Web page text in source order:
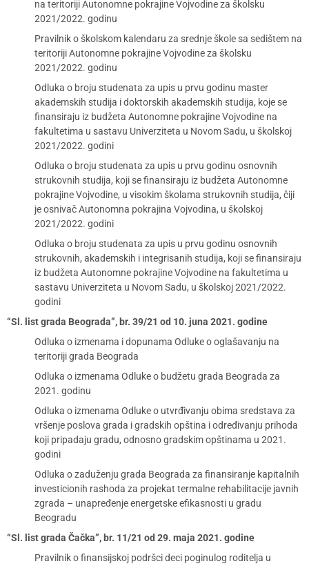
na teritoriji Autonomne pokrajine Vojvodine za školsku
2021/2022. godinu
Pravilnik o školskom kalendaru za srednje škole sa sedištem na
teritoriji Autonomne pokrajine Vojvodine za školsku
2021/2022. godinu
Odluka o broju studenata za upis u prvu godinu master
akademskih studija i doktorskih akademskih studija, koje se
finansiraju iz budžeta Autonomne pokrajine Vojvodine na
fakultetima u sastavu Univerziteta u Novom Sadu, u školskoj
2021/2022. godini
Odluka o broju studenata za upis u prvu godinu osnovnih
strukovnih studija, koji se finansiraju iz budžeta Autonomne
pokrajine Vojvodine, u visokim školama strukovnih studija, čiji
je osnivač Autonomna pokrajina Vojvodina, u školskoj
2021/2022. godini
Odluka o broju studenata za upis u prvu godinu osnovnih
strukovnih, akademskih i integrisanih studija, koji se finansiraju
iz budžeta Autonomne pokrajine Vojvodine na fakultetima u
sastavu Univerziteta u Novom Sadu, u školskoj 2021/2022.
godini
“Sl. list grada Beograda”, br. 39/21 od 10. juna 2021. godine
Odluka o izmenama i dopunama Odluke o oglašavanju na
teritoriji grada Beograda
Odluka o izmenama Odluke o budžetu grada Beograda za
2021. godinu
Odluka o izmenama Odluke o utvrđivanju obima sredstava za
vršenje poslova grada i gradskih opština i određivanju prihoda
koji pripadaju gradu, odnosno gradskim opštinama u 2021.
godini
Odluka o zaduženju grada Beograda za finansiranje kapitalnih
investicionih rashoda za projekat termalne rehabilitacije javnih
zgrada – unapređenje energetske efikasnosti u gradu
Beogradu
“Sl. list grada Čačka”, br. 11/21 od 29. maja 2021. godine
Pravilnik o finansijskoj podršci deci poginulog roditelja u